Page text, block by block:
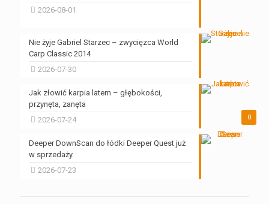
2026-08-01
Nie żyje Gabriel Starzec – zwycięzca World
Carp Classic 2014
2026-07-30
0
Jak złowić karpia latem – głębokości,
przynęta, zanęta
2026-07-24
Deeper DownScan do łódki Deeper Quest już
w sprzedaży.
2026-07-23